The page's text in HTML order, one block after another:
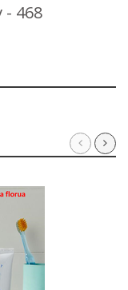
- 468